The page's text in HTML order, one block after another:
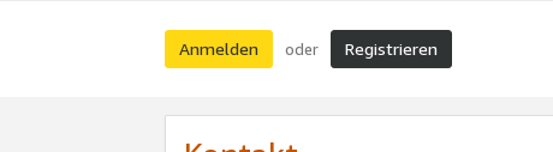
Anmelden oder Registrieren